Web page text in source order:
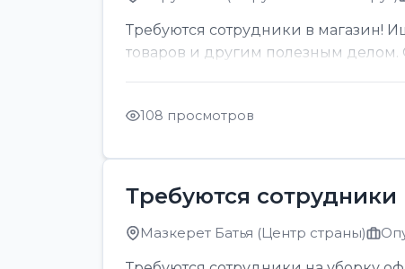
Требуются сотрудники в магазин!
товаров и другим полезным делом.
108 просмотров
Требуются
Мазкерет Батья (Центр страны)